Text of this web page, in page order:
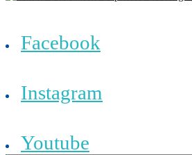
Facebook
Instagram
Youtube